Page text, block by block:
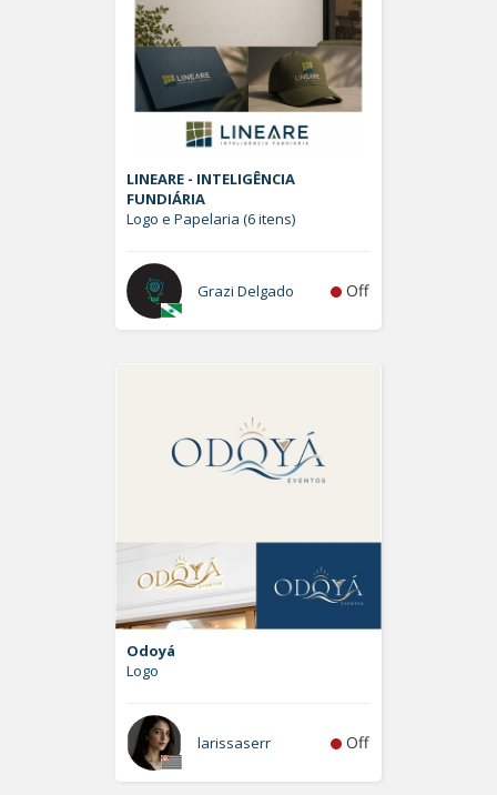
LINEARE - INTELIGÊNCIA
FUNDIÁRIA
Logo e Papelaria (6 itens)
Grazi Delgado Off
Odoyá
Logo
larissaserr Off